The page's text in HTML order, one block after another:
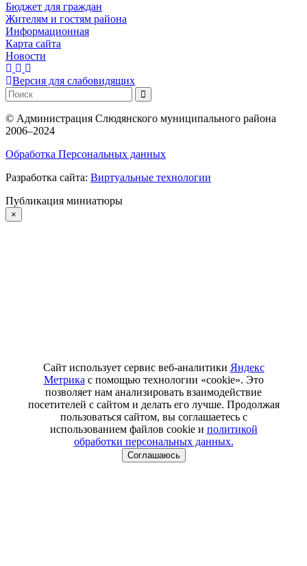
Бюджет для граждан
Жителям и гостям района
Информационная
Карта сайта
Новости
Версия для слабовидящих
© Администрация Слюдянского муниципального района
2006–2024
Обработка Персональных данных
Разработка сайта: Виртуальные технологии
Публикация миниатюры
×
Сайт использует сервис веб-аналитики Яндекс
Метрика с помощью технологии «cookie». Это
позволяет нам анализировать взаимодействие
посетителей с сайтом и делать его лучше. Продолжая
пользоваться сайтом, вы соглашаетесь с
использованием файлов cookie и политикой
обработки персональных данных.
Соглашаюсь